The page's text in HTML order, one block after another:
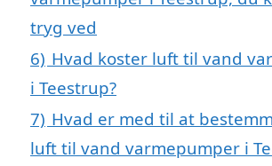
tryg ved
6) Hvad koster luft til vand
i Teestrup?
7) Hvad er med til at
luft til vand varmepumper i